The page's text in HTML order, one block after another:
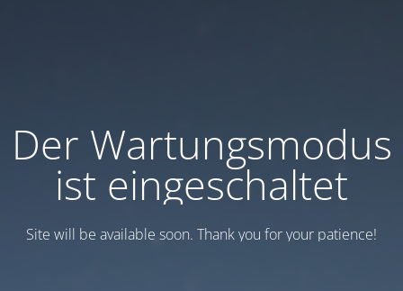
Der Wartungsmodus
ist eingeschaltet
Site will be available soon. Thank you for your patience!